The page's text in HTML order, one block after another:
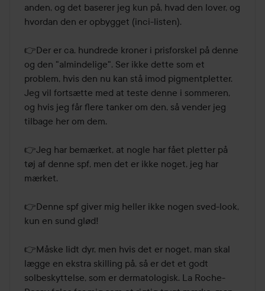
anden, og det baserer jeg kun på, hvad den lover, og
hvordan den er opbygget (inci-listen).
👉Der er ca. hundrede kroner i prisforskel på denne
og den "almindelige". Ser ikke dette som et
problem, hvis den nu kan stå imod pigmentpletter.
Jeg vil fortsætte med at teste denne i sommeren,
og hvis jeg får flere tanker om den, så vender jeg
tilbage her om dem.
👉Jeg har bemærket, at nogle har fået pletter på
tøj af denne spf, men det er ikke noget, jeg har
mærket.
👉Denne spf giver mig heller ikke nogen sved-look,
kun en sund glød!
👉Måske lidt dyr, men hvis det er noget, man skal
lægge en ekstra skilling på, så er det et godt
solbeskyttelse, som er dermatologisk. La Roche-